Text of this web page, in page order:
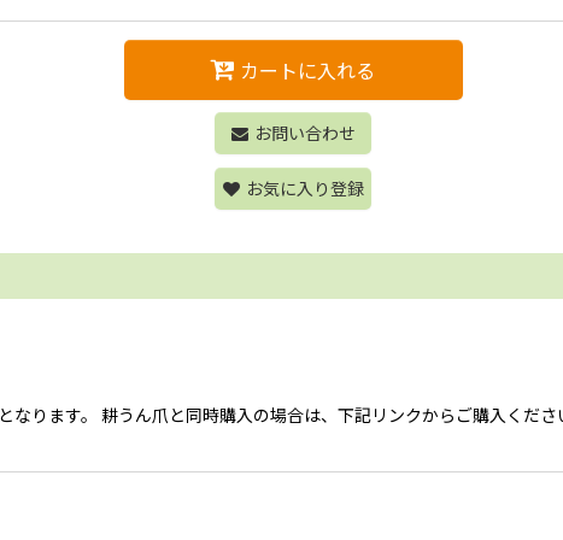
カートに入れる
お問い合わせ
お気に入り登録
ります。 耕うん爪と同時購入の場合は、下記リンクからご購入くだ